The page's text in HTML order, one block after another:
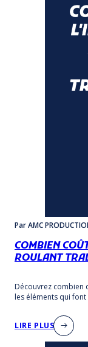
Par AMC
COMBIEN
ROULANT
Découvrez combien
les éléments qui
LIRE PLUS